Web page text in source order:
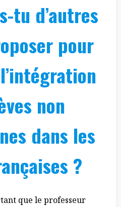
tu d’autres
pour
non
dans les
?
que le professeur